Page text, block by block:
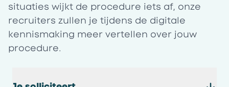
situaties wijkt de procedure iets af, onze
recruiters zullen je tijdens de digitale
kennismaking meer vertellen over jouw
procedure.